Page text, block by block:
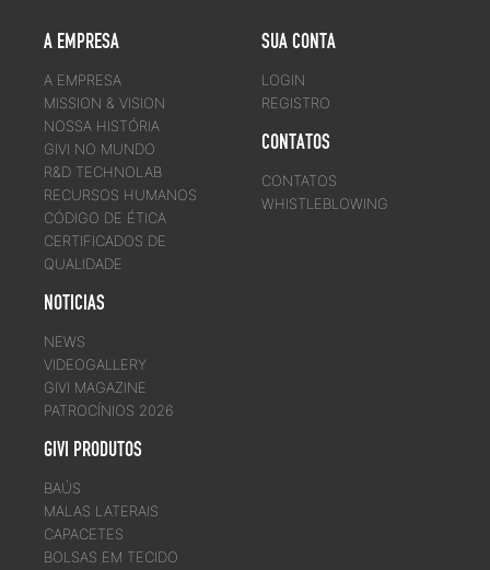
A EMPRESA
A EMPRESA
MISSION & VISION
NOSSA HISTÓRIA
GIVI NO MUNDO
R&D TECHNOLAB
RECURSOS HUMANOS
CÓDIGO DE ÉTICA
CERTIFICADOS DE
QUALIDADE
NOTICIAS
NEWS
VIDEOGALLERY
GIVI MAGAZINE
PATROCÍNIOS 2026
GIVI PRODUTOS
BAÚS
MALAS LATERAIS
CAPACETES
BOLSAS EM TECIDO
SUA CONTA
LOGIN
REGISTRO
CONTATOS
CONTATOS
WHISTLEBLOWING